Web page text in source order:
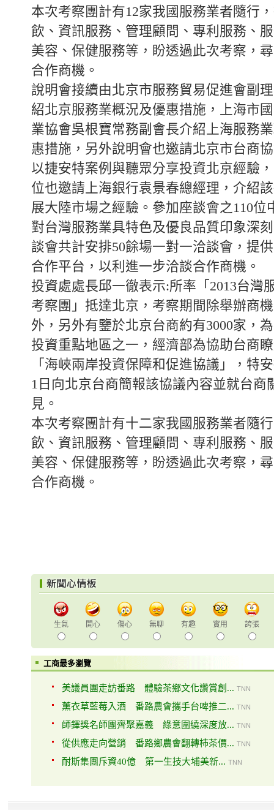
本次考察團計有12家我國服務業者隨行
飲、資訊服務、管理顧問、專利服務、
美容、保健服務等，盼透過此次考察，
合作商機。
說明會接續由北京市服務貿易促進會副
紹北京服務業概況及優惠措施，上海市
業協會吳根寶常務副會長介紹上海服務
惠措施，另外說明會也邀請北京市台商
以捷安特案例與聽眾分享投資北京經驗
位也邀請上海銀行袁景春總經理，介紹
展大陸市場之經驗。參加座談會之110位
對台灣服務業具特色及優良品質印象深
談會共計安排50餘場一對一洽談會，提
合作平台，以利進一步洽談合作商機。
投資處處長邱一徹表示:所率「2013台灣
考察團」抵達北京，考察期間除舉辦商
外，另外有鑒於北京台商約有3000家，
投資重點地區之一，經濟部為協助台商
「海峽兩岸投資保障和促進協議」，特
1日向北京台商簡報該協議內容並就台商
見。
本次考察團計有十二家我國服務業者隨
飲、資訊服務、管理顧問、專利服務、
美容、保健服務等，盼透過此次考察，
合作商機。
生氣 開心 傷心 無聊 有趣 實用 誇張
工商最多瀏覽
美議員團走訪番路 體驗茶鄉文化讚賞創... TNN
薰衣草藍莓入酒 番路農會攜手台啤推二... TNN
師鐸獎名師團齊聚嘉義 綠意圍繞深度放... TNN
從供應走向營銷 番路鄉農會翻轉柿茶價... TNN
耐斯集團斥資40億 第一生技大埔美新... TNN